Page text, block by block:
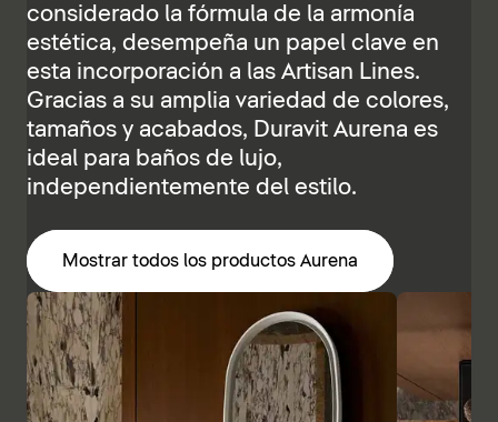
considerado la fórmula de la armonía
estética, desempeña un papel clave en
esta incorporación a las Artisan Lines.
Gracias a su amplia variedad de colores,
tamaños y acabados, Duravit Aurena es
ideal para baños de lujo,
independientemente del estilo.
Mostrar todos los productos Aurena